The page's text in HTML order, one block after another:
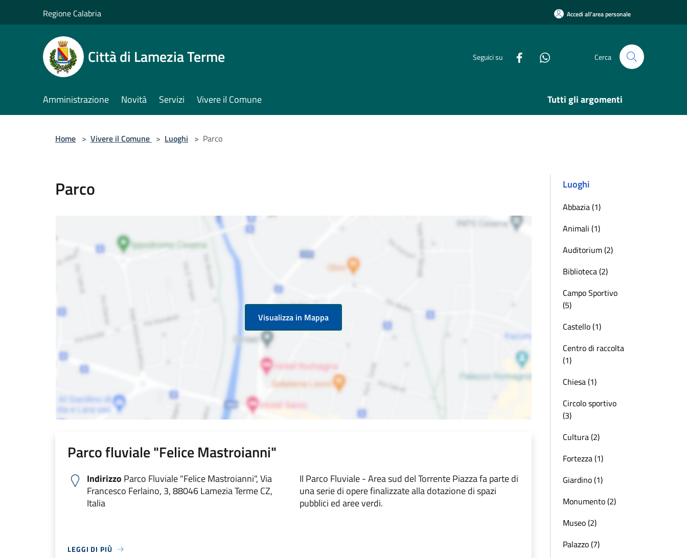
Regione Calabria Accedi all'area personale
Città di Lamezia Terme Seguici su Cerca
Amministrazione Novità Servizi Vivere il Comune Tutti gli argomenti
Home > Vivere il Comune > Luoghi > Parco
Parco
Visualizza in Mappa
Parco fluviale "Felice Mastroianni"
Indirizzo Parco Fluviale "Felice Mastroianni", Via
Francesco Ferlaino, 3, 88046 Lamezia Terme CZ,
Italia
Il Parco Fluviale - Area sud del Torrente Piazza fa parte di
una serie di opere finalizzate alla dotazione di spazi
pubblici ed aree verdi.
LEGGI DI PIÙ
Luoghi
Abbazia (1)
Animali (1)
Auditorium (2)
Biblioteca (2)
Campo Sportivo
(5)
Castello (1)
Centro di raccolta
(1)
Chiesa (1)
Circolo sportivo
(3)
Cultura (2)
Fortezza (1)
Giardino (1)
Monumento (2)
Museo (2)
Palazzo (7)